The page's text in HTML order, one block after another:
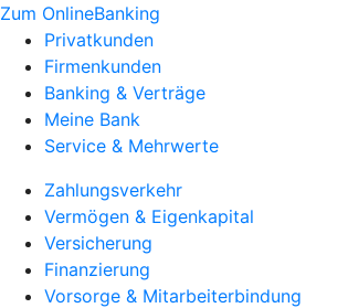
Zum OnlineBanking
Privatkunden
Firmenkunden
Banking & Verträge
Meine Bank
Service & Mehrwerte
Zahlungsverkehr
Vermögen & Eigenkapital
Versicherung
Finanzierung
Vorsorge & Mitarbeiterbindung